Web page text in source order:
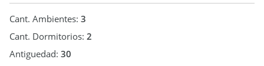
Cant. Ambientes: 3
Cant. Dormitorios: 2
Antiguedad: 30